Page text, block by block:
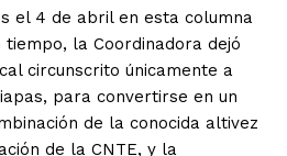
el 4 de abril en esta columna
tiempo, la Coordinadora dejó
circunscrito únicamente a
para convertirse en un
de la conocida altivez
de la CNTE, y la